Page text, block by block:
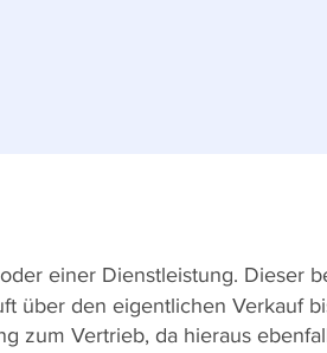
oder einer Dienstleistung. Dieser
über den eigentlichen Verkauf
zum Vertrieb, da hieraus